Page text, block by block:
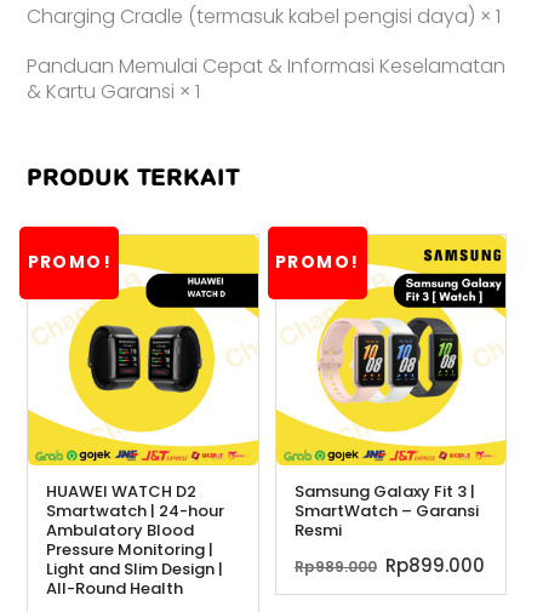
Charging Cradle (termasuk kabel pengisi daya) × 1
Panduan Memulai Cepat & Informasi Keselamatan
& Kartu Garansi × 1
PRODUK TERKAIT
PROMO!
HUAWEI WATCH D2
Smartwatch | 24-hour
Ambulatory Blood
Pressure Monitoring |
Light and Slim Design |
All-Round Health
PROMO!
Samsung Galaxy Fit 3 |
SmartWatch – Garansi
Resmi
Rp989.000 Harga
aslinya
Rp899.000
saat